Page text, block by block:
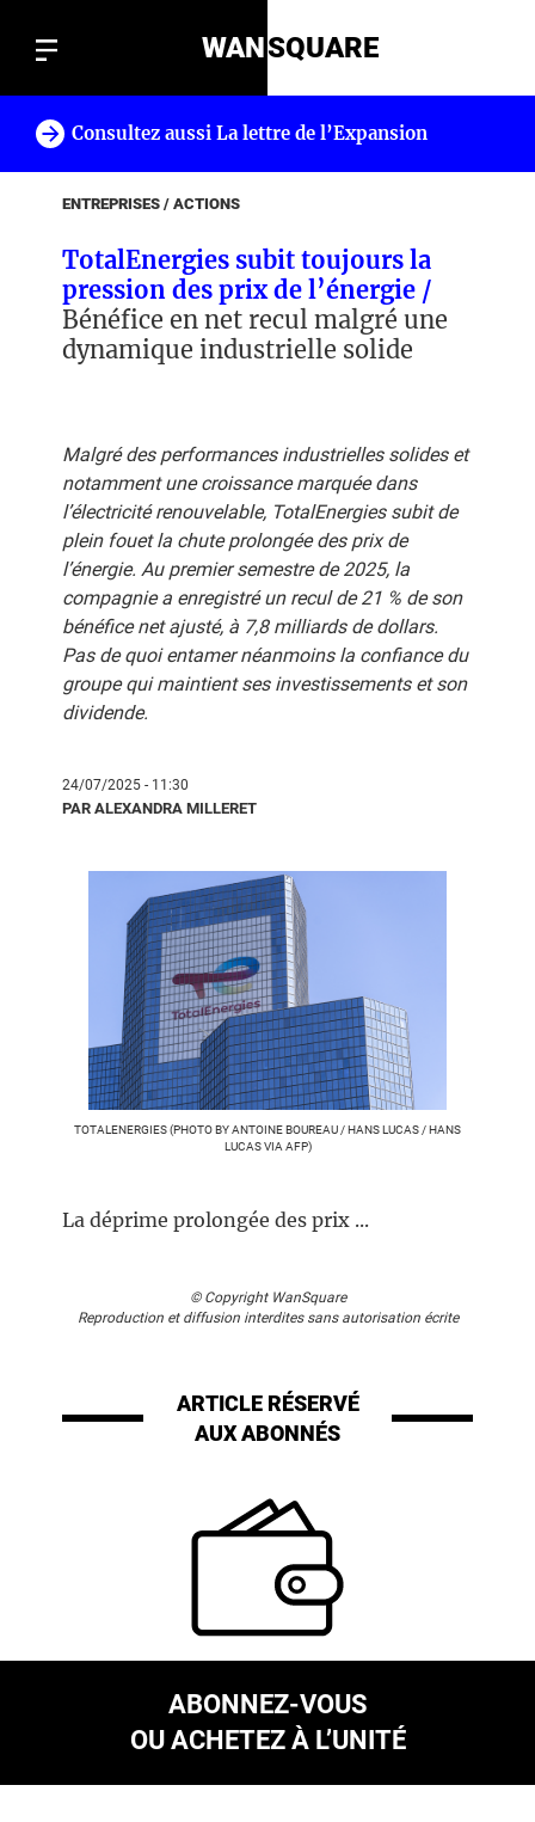
WANSQUARE
Consultez aussi La lettre de l’Expansion
ENTREPRISES / ACTIONS
TotalEnergies subit toujours la
pression des prix de l’énergie /
Bénéfice en net recul malgré une
dynamique industrielle solide
Malgré des performances industrielles solides et
notamment une croissance marquée dans
l’électricité renouvelable, TotalEnergies subit de
plein fouet la chute prolongée des prix de
l’énergie. Au premier semestre de 2025, la
compagnie a enregistré un recul de 21 % de son
bénéfice net ajusté, à 7,8 milliards de dollars.
Pas de quoi entamer néanmoins la confiance du
groupe qui maintient ses investissements et son
dividende.
24/07/2025 - 11:30
PAR ALEXANDRA MILLERET
TOTALENERGIES (PHOTO BY ANTOINE BOUREAU / HANS LUCAS / HANS
LUCAS VIA AFP)
La déprime prolongée des prix ...
© Copyright WanSquare
Reproduction et diffusion interdites sans autorisation écrite
ARTICLE RÉSERVÉ
AUX ABONNÉS
ABONNEZ-VOUS
OU ACHETEZ À L’UNITÉ